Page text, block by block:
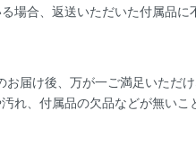
場合、返送いただいた付属品
届け後、万が一ご満足いた
、付属品の欠品などが無い